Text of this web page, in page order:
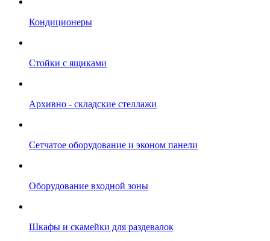
Кондиционеры
Стойки с ящиками
Архивно - складские стеллажи
Сетчатое оборудование и эконом панели
Оборудование входной зоны
Шкафы и скамейки для раздевалок